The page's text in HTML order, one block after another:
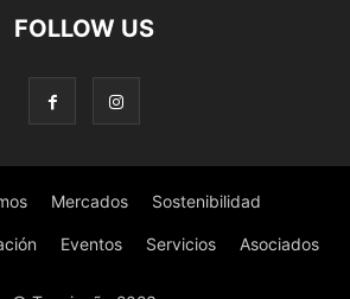
FOLLOW US
Mercados Sostenibilidad
Eventos Servicios Asociados